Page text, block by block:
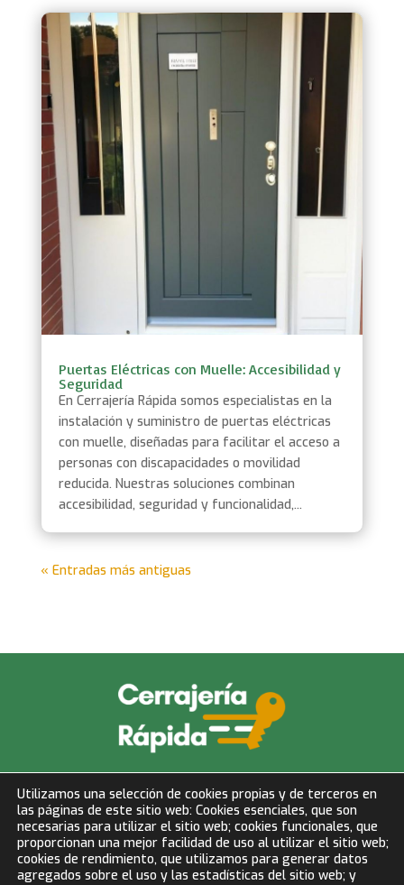
Puertas Eléctricas con Muelle: Accesibilidad y
Seguridad
En Cerrajería Rápida somos especialistas en la
instalación y suministro de puertas eléctricas
con muelle, diseñadas para facilitar el acceso a
personas con discapacidades o movilidad
reducida. Nuestras soluciones combinan
accesibilidad, seguridad y funcionalidad,...
« Entradas más antiguas
info@cerrajeriarapida.net
677 153 750
LLAMAR AHORA
Utilizamos una selección de cookies propias y de terceros en
las páginas de este sitio web: Cookies esenciales, que son
necesarias para utilizar el sitio web; cookies funcionales, que
proporcionan una mejor facilidad de uso al utilizar el sitio web;
cookies de rendimiento, que utilizamos para generar datos
agregados sobre el uso y las estadísticas del sitio web; y